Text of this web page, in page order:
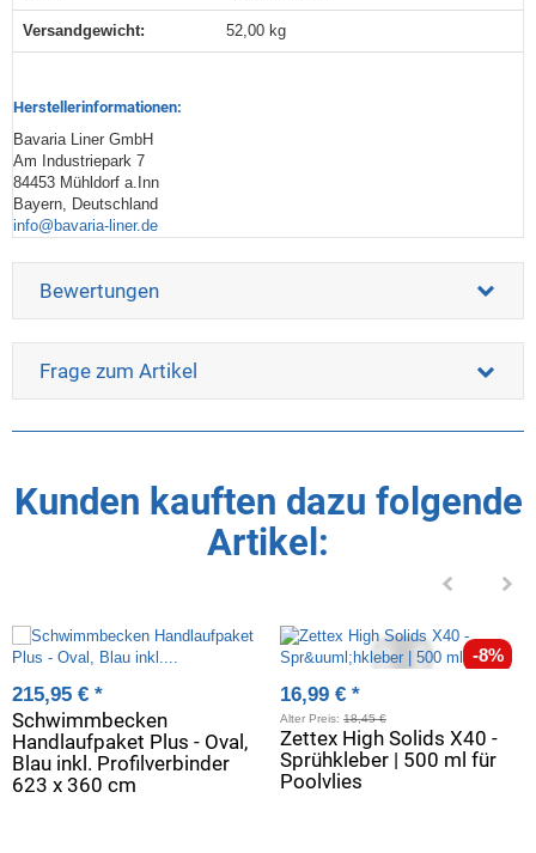
Versandgewicht‍: 52,00 kg
Herstellerinformationen:
Bavaria Liner GmbH
Am Industriepark 7
84453 Mühldorf a.Inn
Bayern, Deutschland
info@bavaria-liner.de
Bewertungen
Frage zum Artikel
Kunden kauften dazu folgende
Artikel:
Schwimmbecken
Handlaufpaket Plus - Oval,
Blau inkl. Profilverbinder
623 x 360 cm
215,95 € *
-8%
Zettex High Solids X40 -
Sprühkleber | 500 ml für
Poolvlies
16,99 € *
Alter Preis: 18,45 €